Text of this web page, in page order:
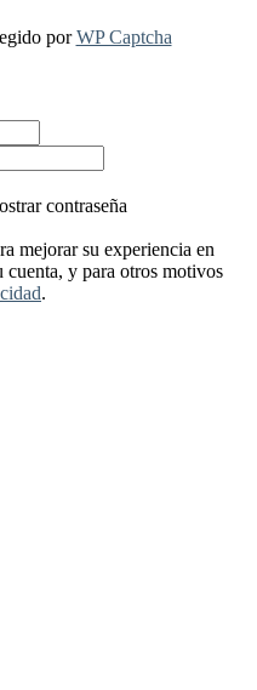
porWP Captcha
contraseña
mejorar su experiencia en
cuenta, y para otros motivos
.